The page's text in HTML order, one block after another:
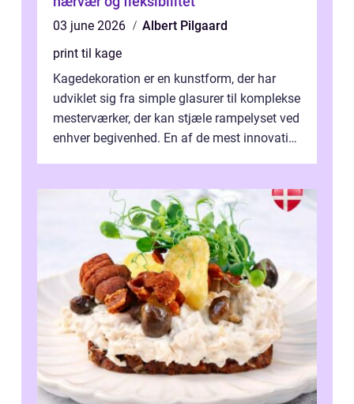
03 june 2026
Albert Pilgaard
print til kage
Kagedekoration er en kunstform, der har
udviklet sig fra simple glasurer til komplekse
mesterværker, der kan stjæle rampelyset ved
enhver begivenhed. En af de mest innovative